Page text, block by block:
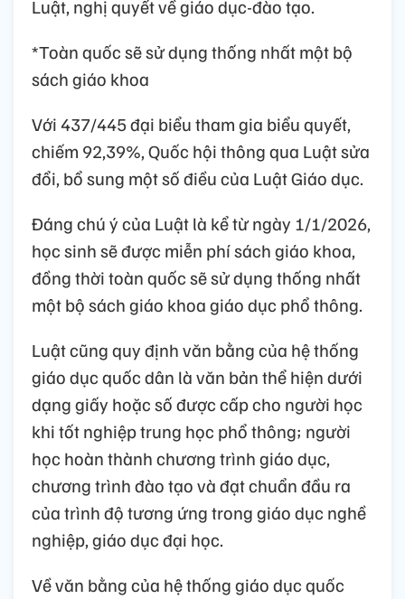
Luật, nghị quyết về giáo dục-đào tạo.
*Toàn quốc sẽ sử dụng thống nhất một bộ
sách giáo khoa
Với 437/445 đại biểu tham gia biểu quyết,
chiếm 92,39%, Quốc hội thông qua Luật sửa
đổi, bổ sung một số điều của Luật Giáo dục.
Đáng chú ý của Luật là kể từ ngày 1/1/2026,
học sinh sẽ được miễn phí sách giáo khoa,
đồng thời toàn quốc sẽ sử dụng thống nhất
một bộ sách giáo khoa giáo dục phổ thông.
Luật cũng quy định văn bằng của hệ thống
giáo dục quốc dân là văn bản thể hiện dưới
dạng giấy hoặc số được cấp cho người học
khi tốt nghiệp trung học phổ thông; người
học hoàn thành chương trình giáo dục,
chương trình đào tạo và đạt chuẩn đầu ra
của trình độ tương ứng trong giáo dục nghề
nghiệp, giáo dục đại học.
Về văn bằng của hệ thống giáo dục quốc